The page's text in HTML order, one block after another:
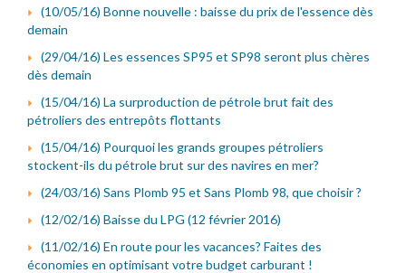
(10/05/16) Bonne nouvelle : baisse du prix de l'essence dès
demain
(29/04/16) Les essences SP95 et SP98 seront plus chères
dès demain
(15/04/16) La surproduction de pétrole brut fait des
pétroliers des entrepôts flottants
(15/04/16) Pourquoi les grands groupes pétroliers
stockent-ils du pétrole brut sur des navires en mer?
(24/03/16) Sans Plomb 95 et Sans Plomb 98, que choisir ?
(12/02/16) Baisse du LPG (12 février 2016)
(11/02/16) En route pour les vacances? Faites des
économies en optimisant votre budget carburant !